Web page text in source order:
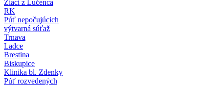
Žiaci z Lučenca
RK
Púť nepočujúcich
výtvarná súťaž
Trnava
Ladce
Brestina
Biskupice
Klinika bl. Zdenky
Púť rozvedených